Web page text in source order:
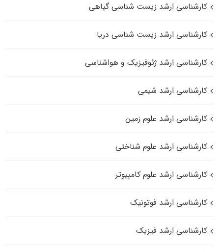
کارشناسی ارشد زیست‌ شناسی گیاهی
کارشناسی ارشد زیست‌ شناسی دریا
کارشناسی ارشد ژئوفیزیک و هواشناسی
کارشناسی ارشد شیمی
کارشناسی ارشد علوم زمین
کارشناسی ارشد علوم شناختی
کارشناسی ارشد علوم کامپیوتر
کارشناسی ارشد فوتونیک
کارشناسی ارشد فیزیک